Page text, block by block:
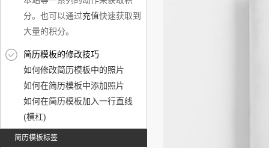
分。也可以通过充值快速获取到
大量的积分。
简历模板的修改技巧
如何修改简历模板中的照片
如何在简历模板中添加照片
如何在简历模板加入一行直线
(横杠)
简历模板标签